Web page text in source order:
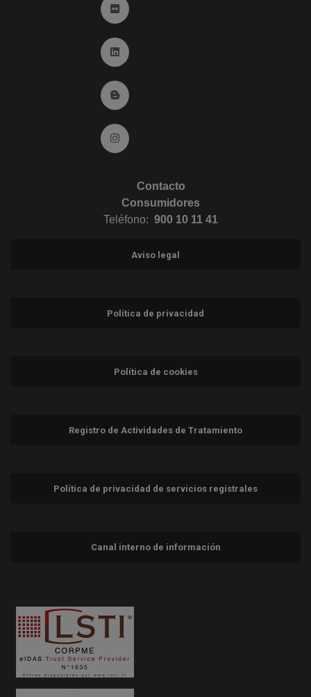
Ir a Flickr (abre en ventana nueva)
Ir a Linkedin (abre en ventana nueva)
Ir al Blog (abre en ventana nueva)
Ir a Instagram (abre en ventana nueva)
Contacto
Consumidores
Teléfono: 900 10 11 41
Aviso legal
Política de privacidad
Política de cookies
Registro de Actividades de Tratamiento
Política de privacidad de servicios registrales
Canal interno de información